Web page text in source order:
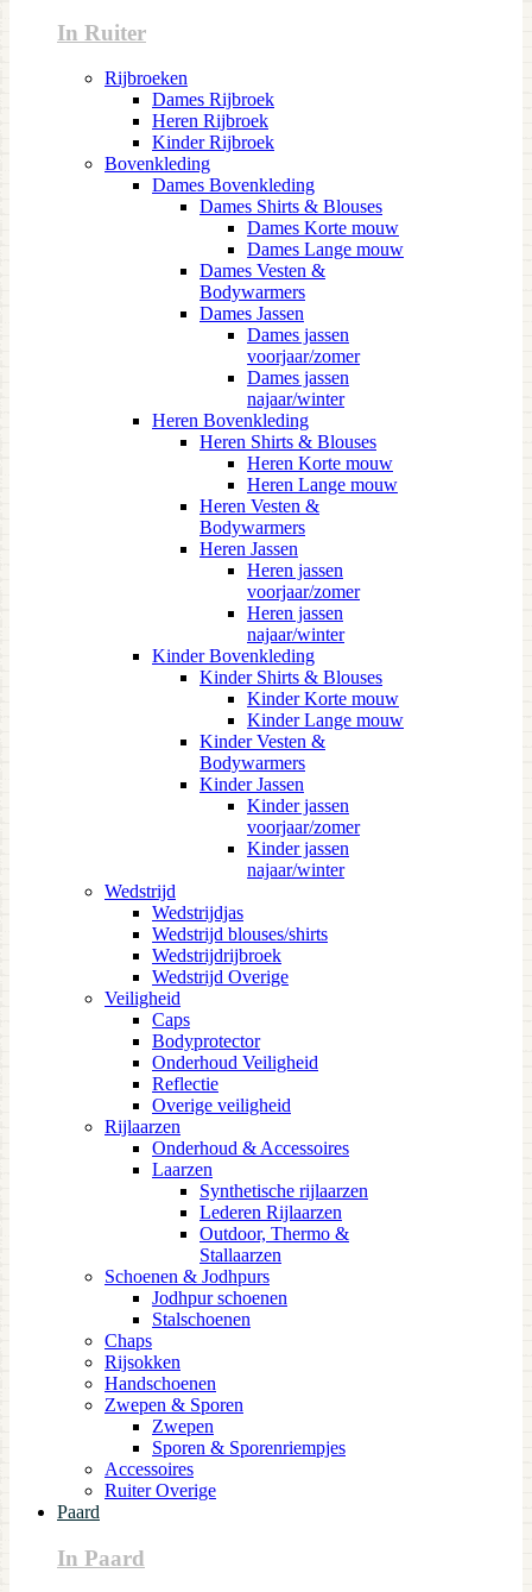
In Ruiter
Rijbroeken
Dames Rijbroek
Heren Rijbroek
Kinder Rijbroek
Bovenkleding
Dames Bovenkleding
Dames Shirts & Blouses
Dames Korte mouw
Dames Lange mouw
Dames Vesten &
Bodywarmers
Dames Jassen
Dames jassen
voorjaar/zomer
Dames jassen
najaar/winter
Heren Bovenkleding
Heren Shirts & Blouses
Heren Korte mouw
Heren Lange mouw
Heren Vesten &
Bodywarmers
Heren Jassen
Heren jassen
voorjaar/zomer
Heren jassen
najaar/winter
Kinder Bovenkleding
Kinder Shirts & Blouses
Kinder Korte mouw
Kinder Lange mouw
Kinder Vesten &
Bodywarmers
Kinder Jassen
Kinder jassen
voorjaar/zomer
Kinder jassen
najaar/winter
Wedstrijd
Wedstrijdjas
Wedstrijd blouses/shirts
Wedstrijdrijbroek
Wedstrijd Overige
Veiligheid
Caps
Bodyprotector
Onderhoud Veiligheid
Reflectie
Overige veiligheid
Rijlaarzen
Onderhoud & Accessoires
Laarzen
Synthetische rijlaarzen
Lederen Rijlaarzen
Outdoor, Thermo &
Stallaarzen
Schoenen & Jodhpurs
Jodhpur schoenen
Stalschoenen
Chaps
Rijsokken
Handschoenen
Zwepen & Sporen
Zwepen
Sporen & Sporenriempjes
Accessoires
Ruiter Overige
Paard
In Paard